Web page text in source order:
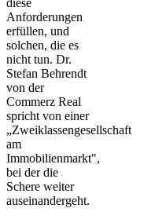
Anforderungen
erfüllen, und
solchen, die es
nicht tun. Dr.
Stefan Behrendt
von der
Commerz Real
spricht von einer
„Zweiklassengesellschaft
am
Immobilienmarkt",
bei der die
Schere weiter
auseinandergeht.